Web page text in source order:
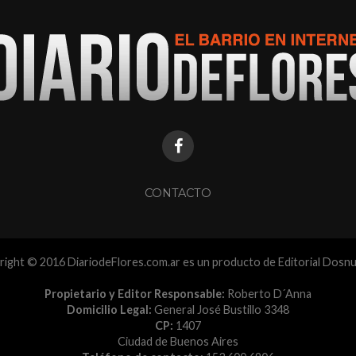
CONTACTO
© 2016 DiariodeFlores.com.ar es un producto de Editorial
Propietario y Editor Responsable: Roberto D´Anna
Domicilio Legal: General José Bustillo 3348
CP: 1407
Ciudad de Buenos Aires